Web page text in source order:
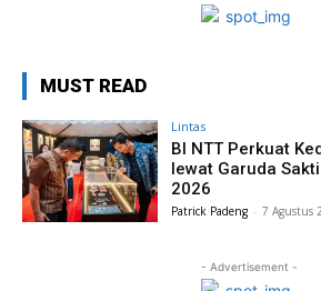
MUST READ
Lintas
BI NTT Perkuat
lewat Garuda
2026
Patrick Padeng - 7 Agustus
- Advertisement -